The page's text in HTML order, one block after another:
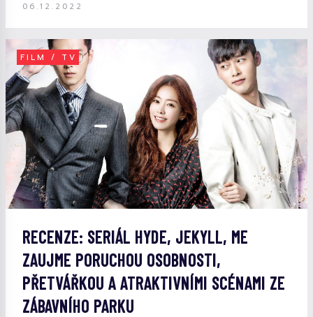
06.12.2022
FILM / TV
RECENZE: SERIÁL HYDE, JEKYLL, ME
ZAUJME PORUCHOU OSOBNOSTI,
PŘETVÁŘKOU A ATRAKTIVNÍMI SCÉNAMI ZE
ZÁBAVNÍHO PARKU